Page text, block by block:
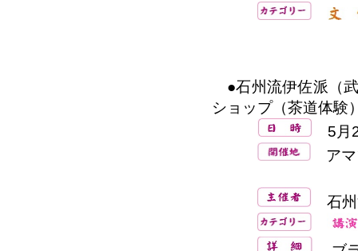
●石州流伊佐派（
ショップ（茶道体験
5月
アマ
石州